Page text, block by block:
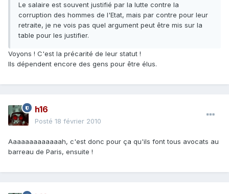
Le salaire est souvent justifié par la lutte contre la
corruption des hommes de l'Etat, mais par contre pour leur
retraite, je ne vois pas quel argument peut être mis sur la
table pour les justifier.
Voyons ! C'est la précarité de leur statut !
Ils dépendent encore des gens pour être élus.
h16
Posté 18 février 2010
Aaaaaaaaaaaaah, c'est donc pour ça qu'ils font tous avocats au
barreau de Paris, ensuite !